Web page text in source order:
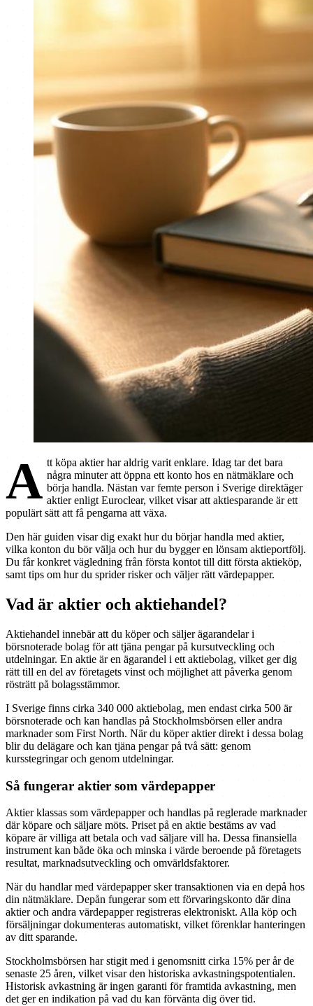
A tt köpa aktier har aldrig varit enklare. Idag tar det bara
några minuter att öppna ett konto hos en nätmäklare och
börja handla. Nästan var femte person i Sverige direktäger
aktier enligt Euroclear, vilket visar att aktiesparande är ett
populärt sätt att få pengarna att växa.
Den här guiden visar dig exakt hur du börjar handla med aktier,
vilka konton du bör välja och hur du bygger en lönsam aktieportfölj.
Du får konkret vägledning från första kontot till ditt första aktieköp,
samt tips om hur du sprider risker och väljer rätt värdepapper.
Vad är aktier och aktiehandel?
Aktiehandel innebär att du köper och säljer ägarandelar i
börsnoterade bolag för att tjäna pengar på kursutveckling och
utdelningar. En aktie är en ägarandel i ett aktiebolag, vilket ger dig
rätt till en del av företagets vinst och möjlighet att påverka genom
rösträtt på bolagsstämmor.
I Sverige finns cirka 340 000 aktiebolag, men endast cirka 500 är
börsnoterade och kan handlas på Stockholmsbörsen eller andra
marknader som First North. När du köper aktier direkt i dessa bolag
blir du delägare och kan tjäna pengar på två sätt: genom
kursstegringar och genom utdelningar.
Så fungerar aktier som värdepapper
Aktier klassas som värdepapper och handlas på reglerade marknader
där köpare och säljare möts. Priset på en aktie bestäms av vad
köpare är villiga att betala och vad säljare vill ha. Dessa finansiella
instrument kan både öka och minska i värde beroende på företagets
resultat, marknadsutveckling och omvärldsfaktorer.
När du handlar med värdepapper sker transaktionen via en depå hos
din nätmäklare. Depån fungerar som ett förvaringskonto där dina
aktier och andra värdepapper registreras elektroniskt. Alla köp och
försäljningar dokumenteras automatiskt, vilket förenklar hanteringen
av ditt sparande.
Stockholmsbörsen har stigit med i genomsnitt cirka 15% per år de
senaste 25 åren, vilket visar den historiska avkastningspotentialen.
Historisk avkastning är ingen garanti för framtida avkastning, men
det ger en indikation på vad du kan förvänta dig över tid.